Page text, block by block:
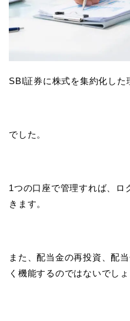
SBI証券に株式を集約化した
でした。
1つの口座で管理すれば、ロ
きます。
また、配当金の再投資、配
く機能するのではないでしょ